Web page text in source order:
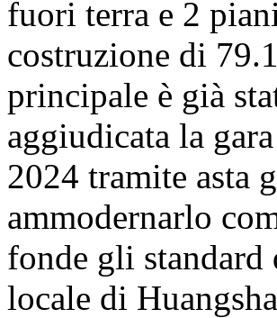
fuori terra e 2
costruzione di
principale è già
aggiudicata la
2024 tramite asta
ammodernarlo
fonde gli
locale di